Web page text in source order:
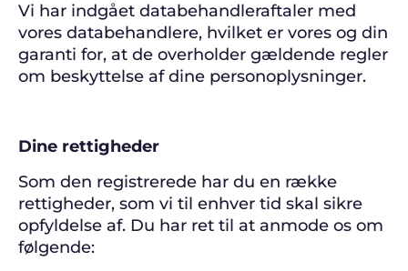
Vi har indgået databehandleraftaler med
vores databehandlere, hvilket er vores og din
garanti for, at de overholder gældende regler
om beskyttelse af dine personoplysninger.
Dine rettigheder
Som den registrerede har du en række
rettigheder, som vi til enhver tid skal sikre
opfyldelse af. Du har ret til at anmode os om
følgende: